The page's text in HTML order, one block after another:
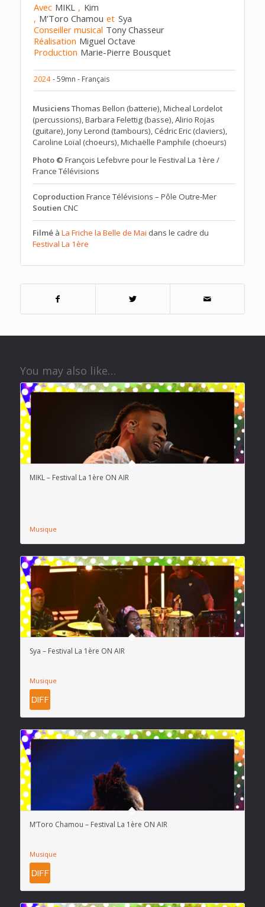
Avec MIKL , Kim
, M'Toro Chamou et Sya
Conseiller musical Tony Chasseur
Réalisation Miguel Octave
Production Marie-Pierre Bousquet
2024 - 59mn - Français
MusiciensThomas Bellon (batterie), Micheal Lordelot
(percussions), Barbara Felettig (basse), Alirio Rojas
(guitare), Jony Lerond (tambours), Cédric Eric (claviers),
Caroline Loïal (choeurs), Michaëlle Pamphile (choeurs)
Photo © François Lefebvre pour le Festival La 1ère /
France Télévisions
Coproduction France Télévisions – Pôle Outre-Mer
Soutien CNC
Filméà La Friche la Belle de Mai dans le cadre du
Festival La 1ère
You may also like…
MIKL – Festival La 1ère ON AIR
Musique
Sya – Festival La 1ère ON AIR
Musique
M’Toro Chamou – Festival La 1ère ON AIR
Musique